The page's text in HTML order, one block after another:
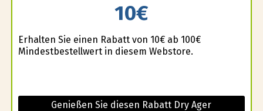
10€
Erhalten Sie einen Rabatt von 10€ ab 100€
Mindestbestellwert in diesem Webstore.
Genießen Sie diesen Rabatt Dry Ager